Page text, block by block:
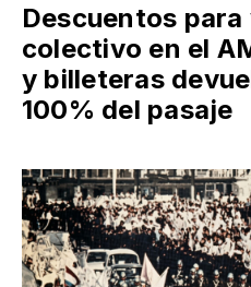
Descuentos
colectivo en el
y billeteras
100% del pasaje